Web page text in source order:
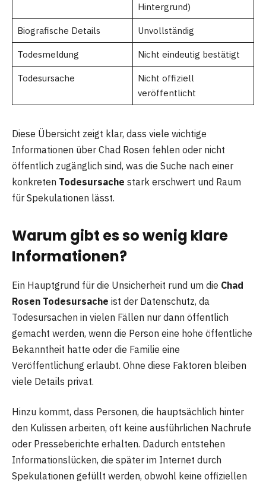
Hintergrund)
Biografische Details Unvollständig
Todesmeldung Nicht eindeutig bestätigt
Todesursache
Nicht offiziell
veröffentlicht
Diese Übersicht zeigt klar, dass viele wichtige
Informationen über Chad Rosen fehlen oder nicht
öffentlich zugänglich sind, was die Suche nach einer
konkreten Todesursache stark erschwert und Raum
für Spekulationen lässt.
Warum gibt es so wenig klare
Informationen?
Ein Hauptgrund für die Unsicherheit rund um die Chad
Rosen Todesursache ist der Datenschutz, da
Todesursachen in vielen Fällen nur dann öffentlich
gemacht werden, wenn die Person eine hohe öffentliche
Bekanntheit hatte oder die Familie eine
Veröffentlichung erlaubt. Ohne diese Faktoren bleiben
viele Details privat.
Hinzu kommt, dass Personen, die hauptsächlich hinter
den Kulissen arbeiten, oft keine ausführlichen Nachrufe
oder Presseberichte erhalten. Dadurch entstehen
Informationslücken, die später im Internet durch
Spekulationen gefüllt werden, obwohl keine offiziellen